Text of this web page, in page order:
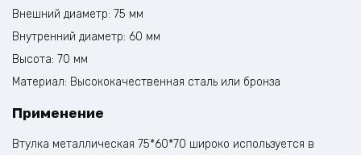
Внешний диаметр: 75 мм
Внутренний диаметр: 60 мм
Высота: 70 мм
Материал: Высококачественная сталь или бронза
Применение
Втулка металлическая 75*60*70 широко используется в